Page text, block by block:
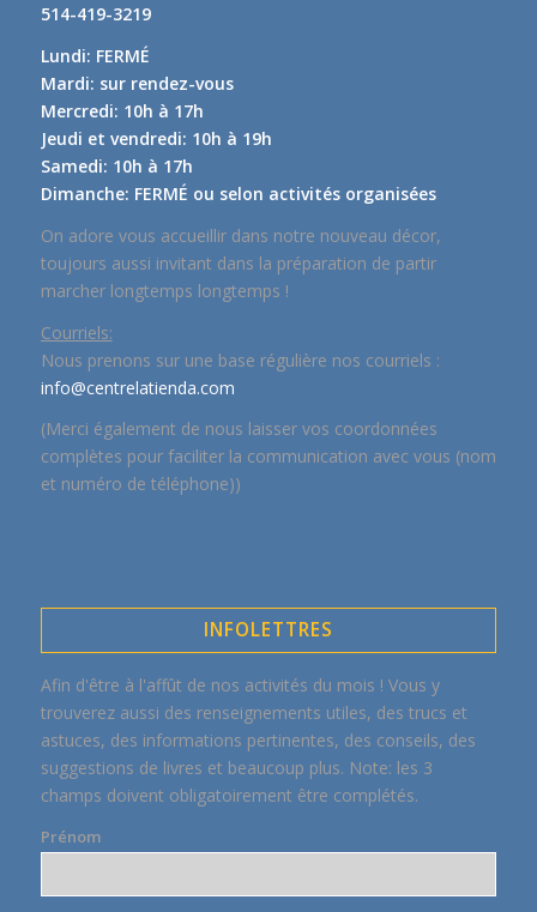
514-419-3219
Lundi: FERMÉ
Mardi: sur rendez-vous
Mercredi: 10h à 17h
Jeudi et vendredi: 10h à 19h
Samedi: 10h à 17h
Dimanche: FERMÉ ou selon activités organisées
On adore vous accueillir dans notre nouveau décor,
toujours aussi invitant dans la préparation de partir
marcher longtemps longtemps !
Courriels:
Nous prenons sur une base régulière nos courriels :
info@centrelatienda.com
(Merci également de nous laisser vos coordonnées
complètes pour faciliter la communication avec vous (nom
et numéro de téléphone))
INFOLETTRES
Afin d'être à l'affût de nos activités du mois ! Vous y
trouverez aussi des renseignements utiles, des trucs et
astuces, des informations pertinentes, des conseils, des
suggestions de livres et beaucoup plus. Note: les 3
champs doivent obligatoirement être complétés.
Prénom